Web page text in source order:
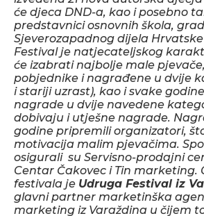
će djeca DND-a, kao i posebno
predstavnici osnovnih škola,
Sjeverozapadnog dijela Hrvatske
Festival je natjecateljskog
će izabrati najbolje male
pobjednike i nagrađene u dvije
i stariji uzrast), kao i svake
nagrade u dvije navedene
dobivaju i utješne nagrade.
godine pripremili organizatori,
motivacija malim pjevačima.
osigurali su Servisno-prodajni
Centar Čakovec i Tin marketing.
festivala je Udruga Festival iz
glavni partner marketinška
marketing iz Varaždina u čijem